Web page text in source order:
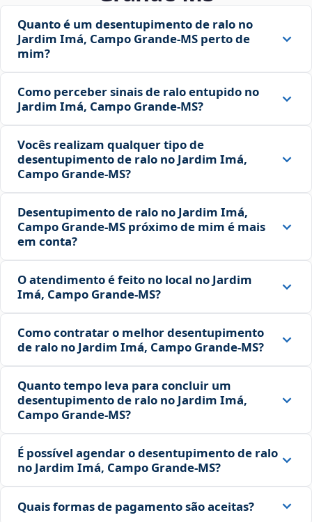
Quanto é um desentupimento de ralo no
Jardim Imá, Campo Grande‑MS perto de
mim?
Como perceber sinais de ralo entupido no
Jardim Imá, Campo Grande‑MS?
Vocês realizam qualquer tipo de
desentupimento de ralo no Jardim Imá,
Campo Grande‑MS?
Desentupimento de ralo no Jardim Imá,
Campo Grande‑MS próximo de mim é mais
em conta?
O atendimento é feito no local no Jardim
Imá, Campo Grande‑MS?
Como contratar o melhor desentupimento
de ralo no Jardim Imá, Campo Grande‑MS?
Quanto tempo leva para concluir um
desentupimento de ralo no Jardim Imá,
Campo Grande‑MS?
É possível agendar o desentupimento de ralo
no Jardim Imá, Campo Grande‑MS?
Quais formas de pagamento são aceitas?